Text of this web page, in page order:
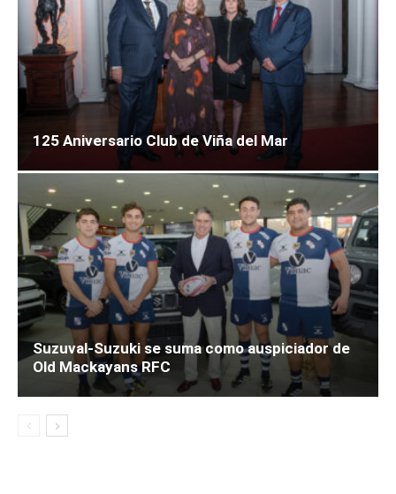
125 Aniversario Club de Viña del Mar
Suzuval-Suzuki se suma como auspiciador de
Old Mackayans RFC